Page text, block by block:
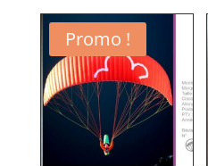
Promo !